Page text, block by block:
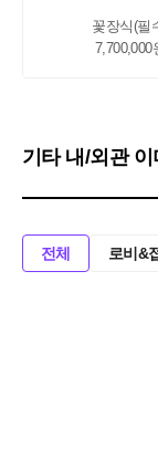
꽃장식(필
7,700,000
기타 내/외관 이
전체 로비&